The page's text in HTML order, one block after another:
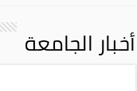
أخبار الجامعة